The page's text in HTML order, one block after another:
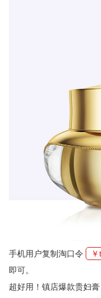
手机用户复制淘口令
即可。
超好用！镇店爆款贵妇